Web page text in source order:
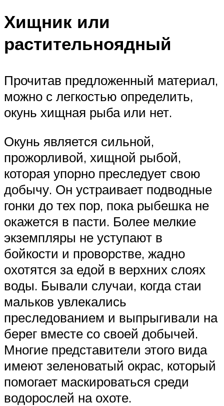
Хищник или
растительноядный
Прочитав предложенный материал,
можно с легкостью определить,
окунь хищная рыба или нет.
Окунь является сильной,
прожорливой, хищной рыбой,
которая упорно преследует свою
добычу. Он устраивает подводные
гонки до тех пор, пока рыбешка не
окажется в пасти. Более мелкие
экземпляры не уступают в
бойкости и проворстве, жадно
охотятся за едой в верхних слоях
воды. Бывали случаи, когда стаи
мальков увлекались
преследованием и выпрыгивали на
берег вместе со своей добычей.
Многие представители этого вида
имеют зеленоватый окрас, который
помогает маскироваться среди
водорослей на охоте.